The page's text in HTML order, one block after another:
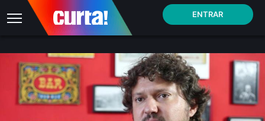
ENTRAR